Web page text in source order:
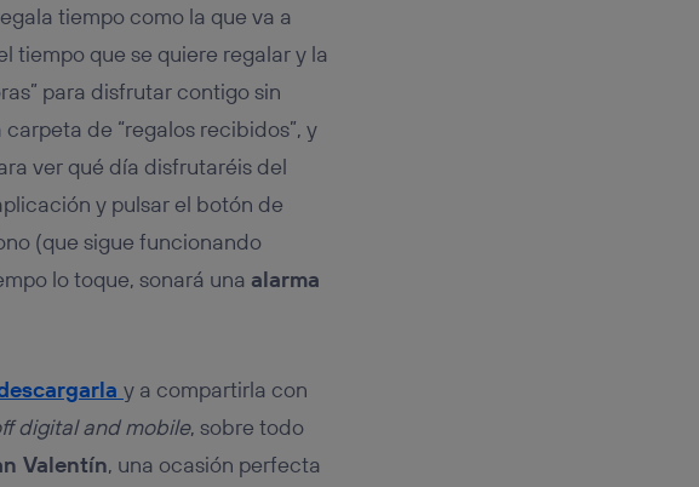
tiempo como la que va a
tiempo que se quiere regalar y la
para disfrutar contigo sin
de “regalos recibidos”, y
ver qué día disfrutaréis del
y pulsar el botón de
(que sigue funcionando
lo toque, sonará una alarma
y a compartirla con
digital and mobile, sobre todo
Valentín, una ocasión perfecta